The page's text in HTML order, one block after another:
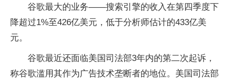
谷歌最大的业务——搜索引擎的收入在第四季度下
降超过1%至426亿美元，低于分析师估计的433亿美
元。
谷歌最近还面临美国司法部3年内的第二次起诉，
称谷歌滥用其作为广告技术垄断者的地位。美国司法部